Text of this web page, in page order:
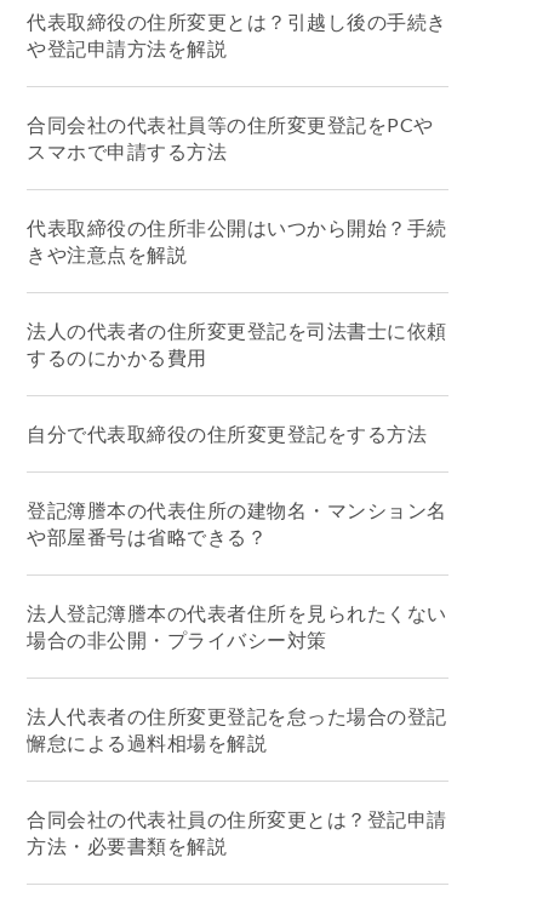
代表取締役の住所変更とは？引越し後の手続き
や登記申請方法を解説
合同会社の代表社員等の住所変更登記をPCや
スマホで申請する方法
代表取締役の住所非公開はいつから開始？手続
きや注意点を解説
法人の代表者の住所変更登記を司法書士に依頼
するのにかかる費用
自分で代表取締役の住所変更登記をする方法
登記簿謄本の代表住所の建物名・マンション名
や部屋番号は省略できる？
法人登記簿謄本の代表者住所を見られたくない
場合の非公開・プライバシー対策
法人代表者の住所変更登記を怠った場合の登記
懈怠による過料相場を解説
合同会社の代表社員の住所変更とは？登記申請
方法・必要書類を解説